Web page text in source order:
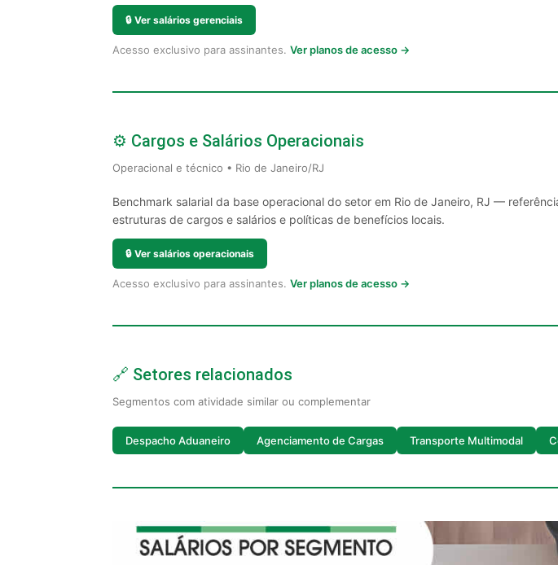
🔒 Ver salários gerenciais
Acesso exclusivo para assinantes. Ver planos de acesso →
⚙️ Cargos e Salários Operacionais
Operacional e técnico • Rio de Janeiro/RJ
Benchmark salarial da base operacional do setor em Rio de Janeiro, RJ —
estruturas de cargos e salários e políticas de benefícios locais.
🔒 Ver salários operacionais
Acesso exclusivo para assinantes. Ver planos de acesso →
🔗 Setores relacionados
Segmentos com atividade similar ou complementar
Despacho Aduaneiro Agenciamento de Cargas Transporte Multimodal